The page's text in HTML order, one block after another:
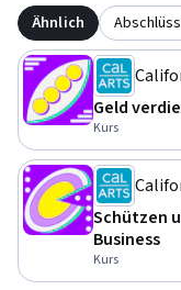
Ähnlich
Geld
Kurs
Schützen
Business
Kurs